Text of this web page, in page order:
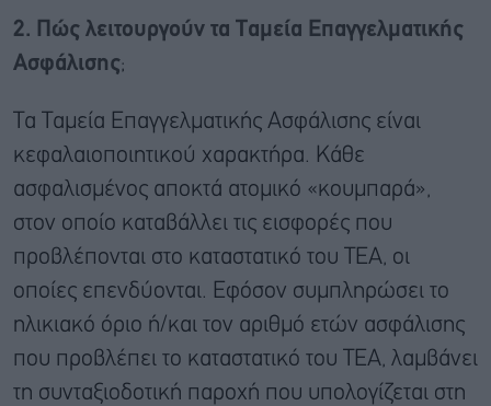
2. Πώς λειτουργούν τα Ταμεία Επαγγελματικής
Ασφάλισης;
Τα Ταμεία Επαγγελματικής Ασφάλισης είναι
κεφαλαιοποιητικού χαρακτήρα. Κάθε
ασφαλισμένος αποκτά ατομικό «κουμπαρά»,
στον οποίο καταβάλλει τις εισφορές που
προβλέπονται στο καταστατικό του ΤΕΑ, οι
οποίες επενδύονται. Εφόσον συμπληρώσει το
ηλικιακό όριο ή/και τον αριθμό ετών ασφάλισης
που προβλέπει το καταστατικό του ΤΕΑ, λαμβάνει
τη συνταξιοδοτική παροχή που υπολογίζεται στη